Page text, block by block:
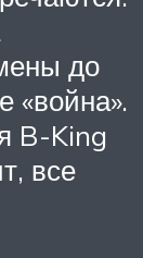
до
«война».
B-King
все